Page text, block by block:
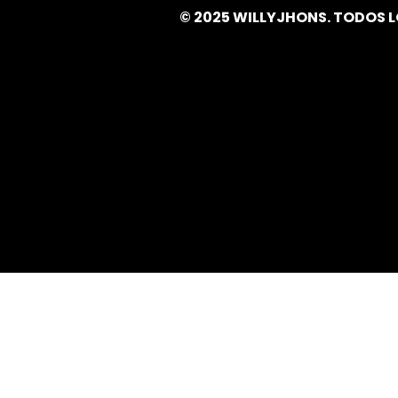
© 2025 WILLYJHONS. TODOS